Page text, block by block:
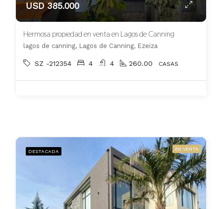
USD 385.000
Hermosa propiedad en venta en Lagos de Canning
lagos de canning, Lagos de Canning, Ezeiza
SZ -212354 4 4 260.00 CASAS
DESTACADA EN VENTA